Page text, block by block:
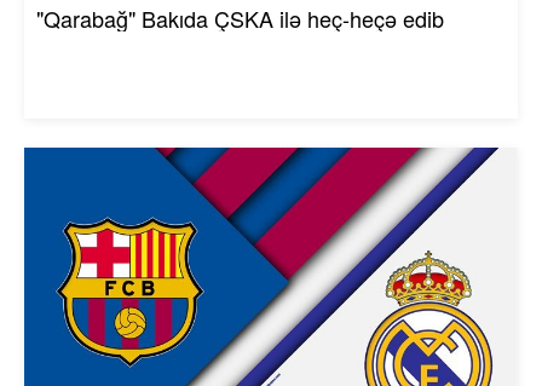
"Qarabağ" Bakıda ÇSKA ilə heç-heçə edib